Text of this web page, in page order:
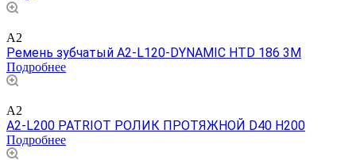
A2
Ремень зубчатый A2-L120-DYNAMIC HTD 186 3M
Подробнее
A2
A2-L200 PATRIOT РОЛИК ПРОТЯЖНОЙ D40 H200
Подробнее